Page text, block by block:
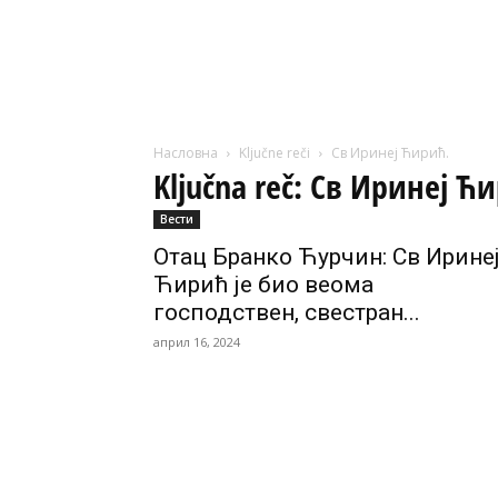
Насловна Ključne reči Св Иринеј Ћирић.
Ključna reč: Св Иринеј
Вести
Отац Бранко Ћурчин: Св Иринеј
Ћирић је био веома
господствен, свестран...
април 16, 2024